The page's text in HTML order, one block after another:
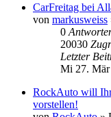
CarFreitag bei
von markusweiss
0
20030
Letzter
Mi 27. Mär
RockAuto will
vorstellen!